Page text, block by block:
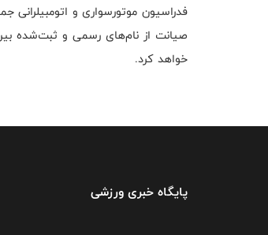
فدراسیون موتورسواری و اتومبیلرانی
صیانت از نام‌های رسمی و ثبت‌شده
خواهد کرد.
پایگاه خبری ورزشی